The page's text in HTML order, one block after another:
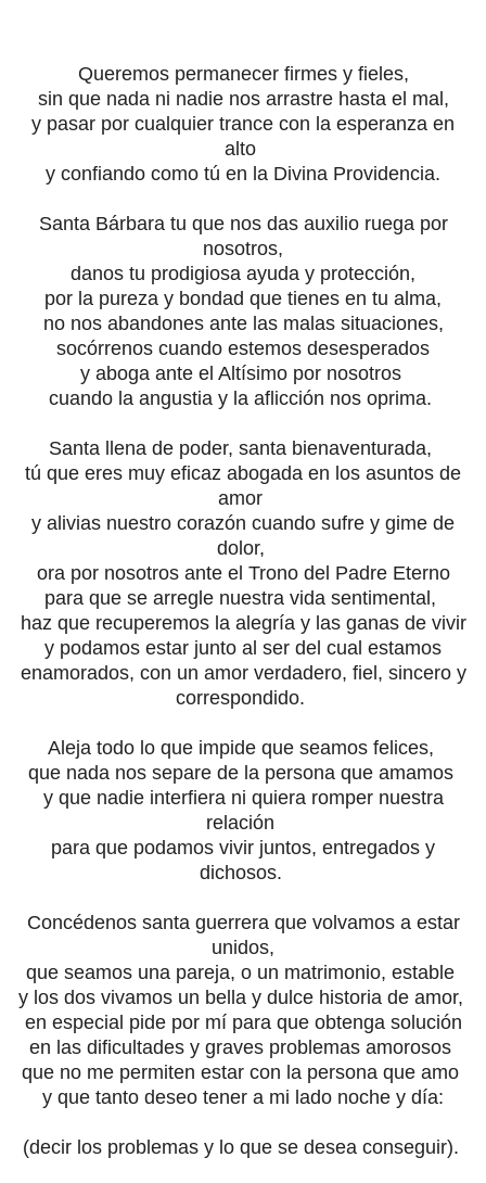
Queremos permanecer firmes y fieles,
sin que nada ni nadie nos arrastre hasta el mal,
y pasar por cualquier trance con la esperanza en
alto
y confiando como tú en la Divina Providencia.
Santa Bárbara tu que nos das auxilio ruega por
nosotros,
danos tu prodigiosa ayuda y protección,
por la pureza y bondad que tienes en tu alma,
no nos abandones ante las malas situaciones,
socórrenos cuando estemos desesperados
y aboga ante el Altísimo por nosotros
cuando la angustia y la aflicción nos oprima.
Santa llena de poder, santa bienaventurada,
tú que eres muy eficaz abogada en los asuntos de
amor
y alivias nuestro corazón cuando sufre y gime de
dolor,
ora por nosotros ante el Trono del Padre Eterno
para que se arregle nuestra vida sentimental,
haz que recuperemos la alegría y las ganas de vivir
y podamos estar junto al ser del cual estamos
enamorados, con un amor verdadero, fiel, sincero y
correspondido.
Aleja todo lo que impide que seamos felices,
que nada nos separe de la persona que amamos
y que nadie interfiera ni quiera romper nuestra
relación
para que podamos vivir juntos, entregados y
dichosos.
Concédenos santa guerrera que volvamos a estar
unidos,
que seamos una pareja, o un matrimonio, estable
y los dos vivamos un bella y dulce historia de amor,
en especial pide por mí para que obtenga solución
en las dificultades y graves problemas amorosos
que no me permiten estar con la persona que amo
y que tanto deseo tener a mi lado noche y día:
(decir los problemas y lo que se desea conseguir).